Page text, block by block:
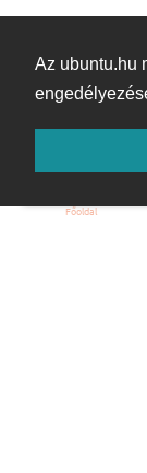
Az ubuntu.hu
Hoppá! Valami
Főoldal